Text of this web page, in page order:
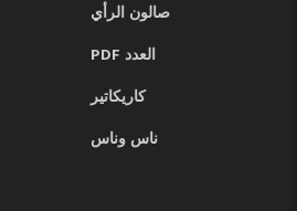
صالون الرأي
العدد PDF
كاريكاتير
ناس وناس